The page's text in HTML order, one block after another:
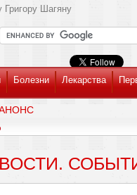
Шагяну
Болезни Лекарства